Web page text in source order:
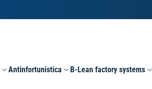
Antinfortunistica B-Lean factory systems